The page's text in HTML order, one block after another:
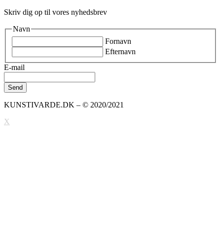
Skriv dig op til vores nyhedsbrev
Navn
Fornavn
Efternavn
E-mail
KUNSTIVARDE.DK – © 2020/2021
X